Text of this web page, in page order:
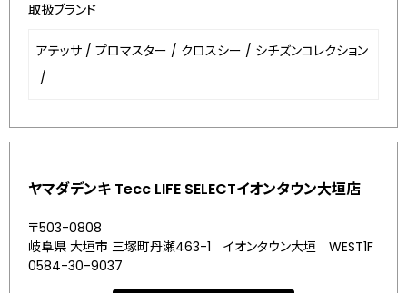
取扱ブランド
アテッサ / プロマスター / クロスシー / シチズンコレクション
/
ヤマダデンキ Tecc LIFE SELECTイオンタウン大垣店
〒503-0808
岐阜県 大垣市 三塚町丹瀬463-1 イオンタウン大垣 WEST1F
0584-30-9037